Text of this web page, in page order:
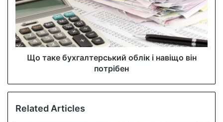
Що таке бухгалтерський облік і навіщо він
потрібен
Related Articles